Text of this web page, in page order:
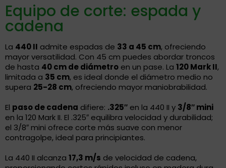
Equipo de corte: espada y
cadena
La 440 II admite espadas de 33 a 45 cm, ofreciendo
mayor versatilidad. Con 45 cm puedes abordar troncos
de hasta 40 cm de diámetro en un pase. La 120 Mark II,
limitada a 35 cm, es ideal donde el diámetro medio no
supera 25-28 cm, ofreciendo mayor maniobrabilidad.
El paso de cadena difiere: .325″ en la 440 II y 3/8″ mini
en la 120 Mark II. El .325″ equilibra velocidad y durabilidad;
el 3/8″ mini ofrece corte más suave con menor
contragolpe, ideal para principiantes.
La 440 II alcanza 17,3 m/s de velocidad de cadena,